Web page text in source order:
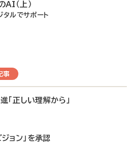
（上）
タルでサポート
事
「正しい理解から」
ョン」を承認